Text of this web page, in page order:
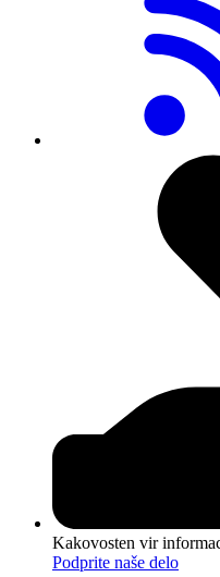
Kakovosten vir
Podprite naše delo